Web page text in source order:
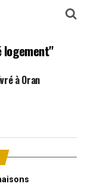
à Oran